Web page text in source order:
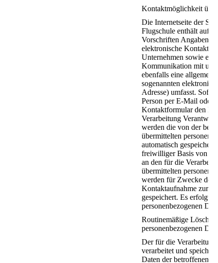
Kontaktmöglichkeit
Die Internetseite der
Flugschule enthält
Vorschriften Angaben,
elektronische
Unternehmen sowie
Kommunikation mit uns
ebenfalls eine
sogenannten
Adresse) umfasst.
Person per E-Mail oder
Kontaktformular den
Verarbeitung
werden die von der
übermittelten
automatisch
freiwilliger Basis von
an den für die
übermittelten
werden für Zwecke der
Kontaktaufnahme zur
gespeichert. Es erfolgt
personenbezogenen
Routinemäßige
personenbezogenen
Der für die
verarbeitet und
Daten der betroffenen